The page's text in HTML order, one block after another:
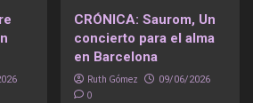
CRÓNICA: Saurom, Un
concierto para el alma
en Barcelona
Ruth Gómez 09/06/2026
0